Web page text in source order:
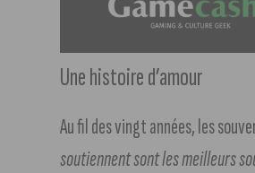
Une histoire d’amour
Au fil des vingt années, les
soutiennent sont les meilleurs